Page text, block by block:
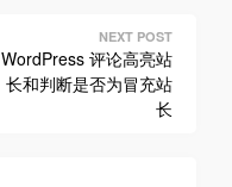
WordPress 评论高亮站
长和判断是否为冒充站
长